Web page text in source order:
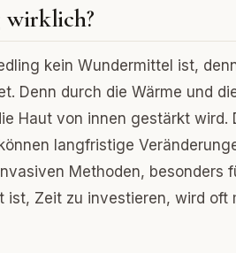
wirklich?
kein Wundermittel ist,
Denn durch die Wärme und
Haut von innen gestärkt wird.
langfristige
Methoden, besonders
ist, Zeit zu investieren, wird oft